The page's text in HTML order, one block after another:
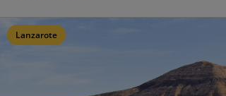
Lanzarote